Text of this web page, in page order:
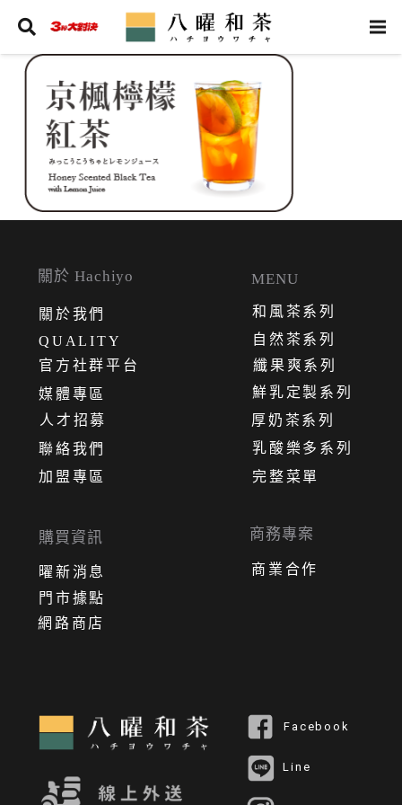
Facebook
人才招募
關於 Hachiyo
關 於我們
QUALITY
官方社群平台
媒體專區
Line
網路商店
門市據點
曜新消息
購買資訊
聯絡我們
加盟專區
商務專案
商業合作
乳酸樂多系列
厚奶茶系列
鮮乳定製系列
纖果爽系列
自然茶系列
和風茶系列
MENU
完整菜單